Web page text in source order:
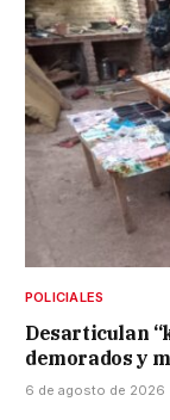
POLICIALES
Desarticulan
demorados y
6 de agosto de 2026